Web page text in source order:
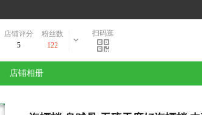
店铺评分
5
粉丝数
122
扫码逛
店铺相册